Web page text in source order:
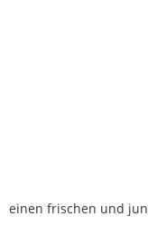
einen frischen und